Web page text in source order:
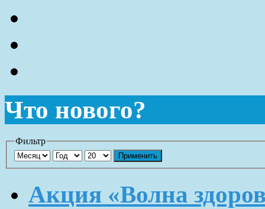
Что нового?
Фильтр
Применить
Акция «Волна